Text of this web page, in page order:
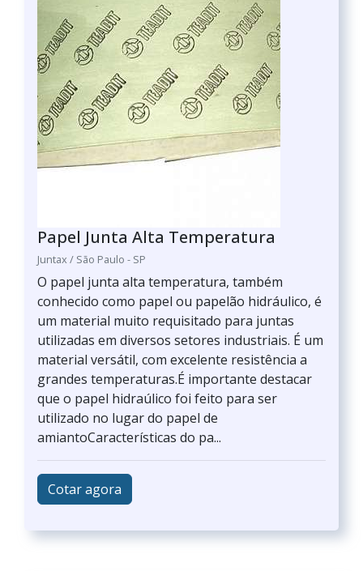
Papel Junta Alta Temperatura
Juntax / São Paulo - SP
O papel junta alta temperatura, também
conhecido como papel ou papelão hidráulico, é
um material muito requisitado para juntas
utilizadas em diversos setores industriais. É um
material versátil, com excelente resistência a
grandes temperaturas.É importante destacar
que o papel hidraúlico foi feito para ser
utilizado no lugar do papel de
amiantoCaracterísticas do pa...
Cotar agora